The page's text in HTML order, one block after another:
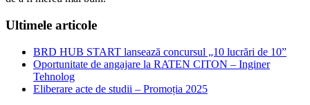
Ultimele articole
BRD HUB START lansează concursul „10 lucrări de 10”
Oportunitate de angajare la RATEN CITON – Inginer
Tehnolog
Eliberare acte de studii – Promoția 2025